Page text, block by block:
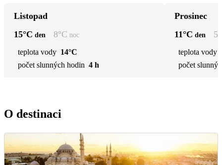
Listopad
15°C den 8°C noc
teplota vody 14°C
počet slunných hodin 4 h
Prosinec
11°C den 5
teplota vody
počet
O destinaci